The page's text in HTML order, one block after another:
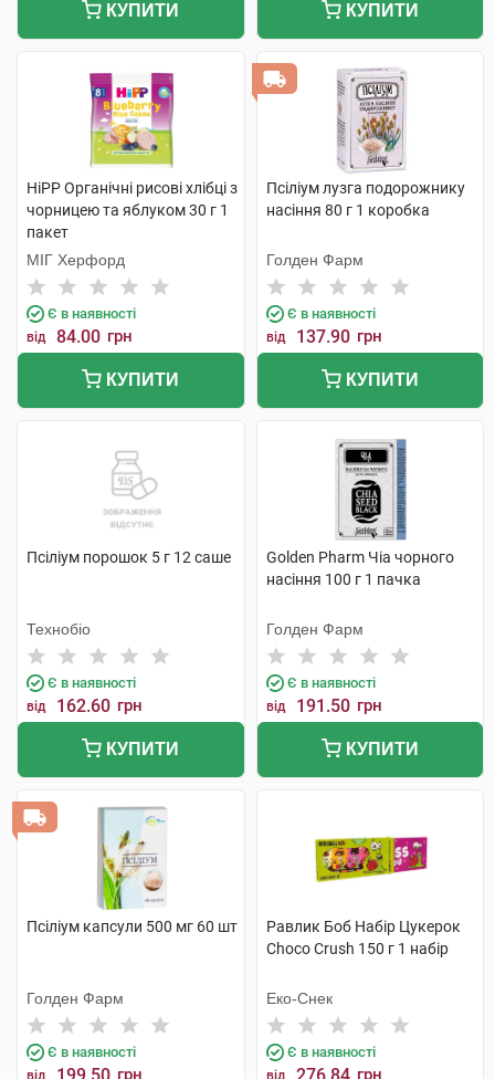
КУПИТИ КУПИТИ
HiPP Органічні рисові хлібці з
чорницею та яблуком 30 г 1
пакет
МІГ Херфорд
Є в наявності
від 84.00 грн
КУПИТИ
Псіліум лузга подорожнику
насіння 80 г 1 коробка
Голден Фарм
Є в наявності
від 137.90 грн
КУПИТИ
Псіліум порошок 5 г 12 саше
Технобіо
Є в наявності
від 162.60 грн
КУПИТИ
Golden Pharm Чіа чорного
насіння 100 г 1 пачка
Голден Фарм
Є в наявності
від 191.50 грн
КУПИТИ
Псіліум капсули 500 мг 60 шт
Голден Фарм
Є в наявності
від грн
Равлик Боб Набір Цукерок
Choco Crush 150 г 1 набір
Еко-Снек
Є в наявності
від грн